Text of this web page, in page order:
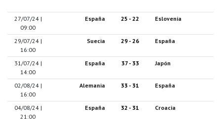
27/07/24 |
09:00
España 25 - 22 Eslovenia
29/07/24 |
16:00
Suecia 29 - 26 España
31/07/24 |
14:00
España 37 - 33 Japón
02/08/24 |
16:00
Alemania 33 - 31 España
04/08/24 |
21:00
España 32 - 31 Croacia